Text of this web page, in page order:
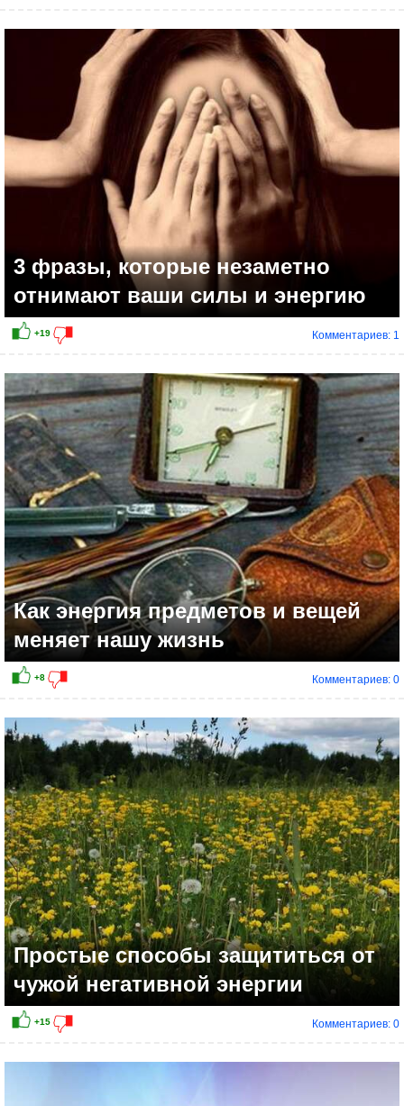
+13
3 фразы, которые незаметно
отнимают ваши силы и энергию
Комментариев: 1
Как энергия предметов и вещей
меняет нашу жизнь
Комментариев: 0
Простые способы защититься от
чужой негативной энергии
Комментариев: 0